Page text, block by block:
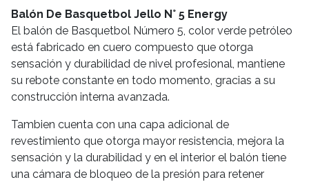
Balón De Basquetbol Jello N° 5 Energy
El balón de Basquetbol Número 5, color verde petróleo
está fabricado en cuero compuesto que otorga
sensación y durabilidad de nivel profesional, mantiene
su rebote constante en todo momento, gracias a su
construcción interna avanzada.
Tambien cuenta con una capa adicional de
revestimiento que otorga mayor resistencia, mejora la
sensación y la durabilidad y en el interior el balón tiene
una cámara de bloqueo de la presión para retener